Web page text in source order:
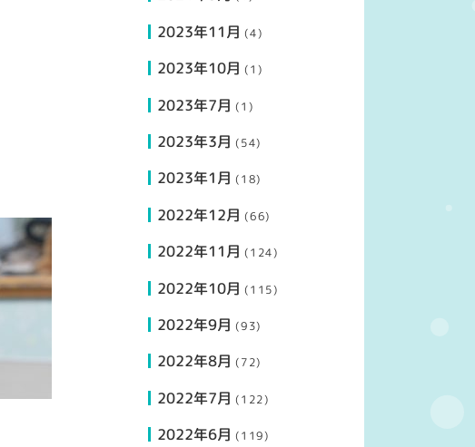
2023年11月 (4)
2023年10月 (1)
2023年7月 (1)
2023年3月 (54)
2023年1月 (18)
2022年12月 (66)
2022年11月 (124)
2022年10月 (115)
2022年9月 (93)
2022年8月 (72)
2022年7月 (122)
2022年6月 (119)